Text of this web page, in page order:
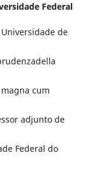
Federal
de
cum
adjunto de
Federal do